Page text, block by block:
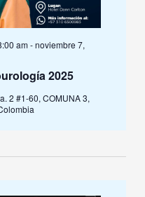
2025
am-noviembre 7,
2 #1-60, COMUNA 3,